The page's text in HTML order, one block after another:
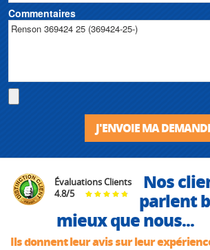
Commentaires
J'ENVOIE MA
Évaluations Clients
4.8/5
Nos
parlent
mieux que nous...
Ils donnent leur avis sur leur